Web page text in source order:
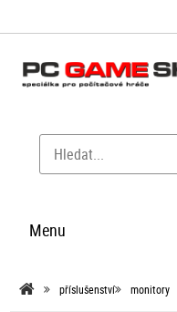
Menu
příslušenství monitory